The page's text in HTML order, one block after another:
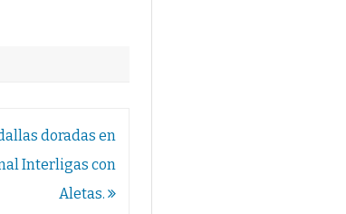
doradas en
Interligas con
Aletas.